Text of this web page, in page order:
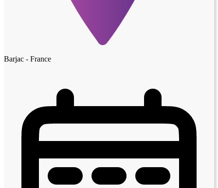
Barjac - France